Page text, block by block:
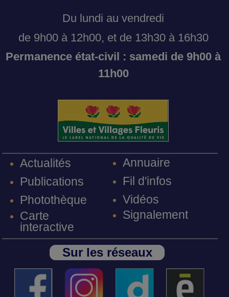
Du lundi au vendredi
de 9h00 à 12h00, et de 13h30 à 16h30
Permanence état-civil : samedi de 9h00 à
11h00
Actualités
Publications
Photothèque
Carte
interactive
Annuaire
Fil d'infos
Vidéos
Signalement
Sur les réseaux